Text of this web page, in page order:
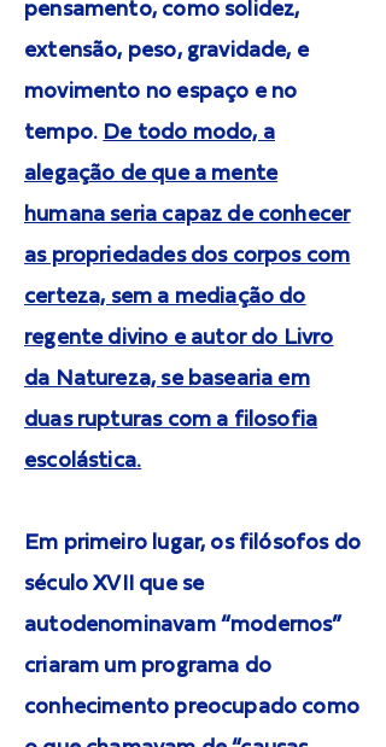
pensamento, como solidez,
extensão, peso, gravidade, e
movimento no espaço e no
tempo. De todo modo, a
alegação de que a mente
humana seria capaz de conhecer
as propriedades dos corpos com
certeza, sem a mediação do
regente divino e autor do Livro
da Natureza, se basearia em
duas rupturas com a filosofia
escolástica.
Em primeiro lugar, os filósofos do
século XVII que se
autodenominavam “modernos”
criaram um programa do
conhecimento preocupado como